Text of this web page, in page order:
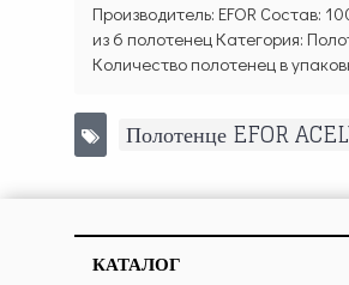
Производитель: EFOR Состав:
из 6 полотенец Категория:
Количество полотенец в
Полотенце EFOR
КАТАЛОГ